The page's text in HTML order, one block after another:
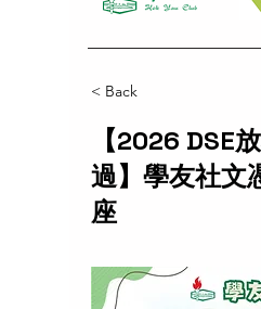
< Back
【2026 DSE
過】學友社文
座